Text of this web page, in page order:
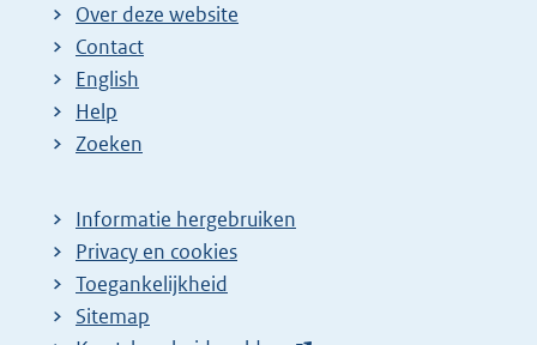
Over deze website
Contact
English
Help
Zoeken
Informatie hergebruiken
Privacy en cookies
Toegankelijkheid
Sitemap